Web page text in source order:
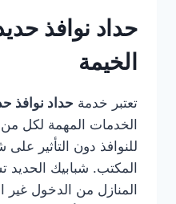
حداد نوافذ
الخيمة
تعتبر خدمة حداد نوافذ
الخدمات المهمة لكل
للنوافذ دون التأثير على
المكتب. شبابيك
المنازل من الدخول غير